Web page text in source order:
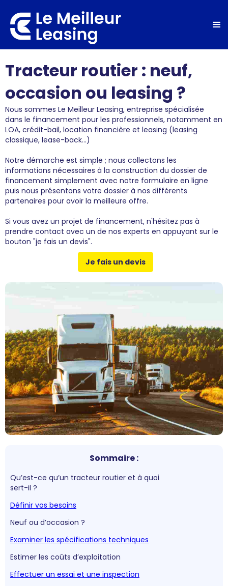
Tracteur routier : neuf,
occasion ou leasing ?
Nous sommes Le Meilleur Leasing, entreprise spécialisée
dans le financement pour les professionnels, notamment en
LOA, crédit-bail, location financière et leasing (leasing
classique, lease-back...)
Notre démarche est simple ; nous collectons les
informations nécessaires à la construction du dossier de
financement simplement avec notre formulaire en ligne
puis nous présentons votre dossier à nos différents
partenaires pour avoir la meilleure offre.
Si vous avez un projet de financement, n'hésitez pas à
prendre contact avec un de nos experts en appuyant sur le
bouton "je fais un devis".
Je fais un devis
Sommaire :
Qu’est-ce qu’un tracteur routier et à quoi
sert-il ?
Définir vos besoins
Neuf ou d’occasion ?
Examiner les spécifications techniques
Estimer les coûts d’exploitation
Effectuer un essai et une inspection